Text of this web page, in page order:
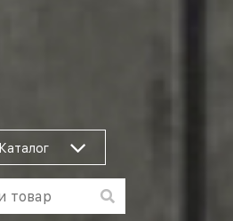
Каталог